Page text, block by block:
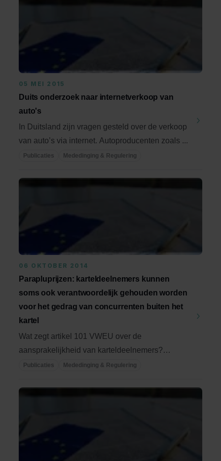
05 MEI 2015
Duits onderzoek naar internetverkoop van
auto's
In Duitsland zijn vragen gesteld over de verkoop
van auto’s via internet. Autoproducenten zoals ...
Publicaties Mededinging & Regulering
06 OKTOBER 2014
Parapluprijzen: karteldeelnemers kunnen
soms ook verantwoordelijk gehouden worden
voor het gedrag van concurrenten buiten het
kartel
Wat zegt artikel 101 VWEU over de
aansprakelijkheid van karteldeelnemers?
Volgens artikel 101 van ...
Publicaties Mededinging & Regulering